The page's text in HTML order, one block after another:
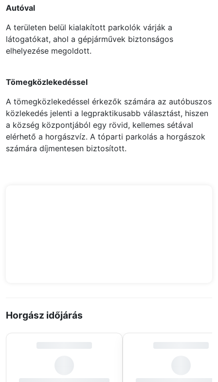
Autóval
A területen belül kialakított parkolók várják a
látogatókat, ahol a gépjárművek biztonságos
elhelyezése megoldott.
Tömegközlekedéssel
A tömegközlekedéssel érkezők számára az autóbuszos
közlekedés jelenti a legpraktikusabb választást, hiszen
a község központjából egy rövid, kellemes sétával
elérhető a horgászvíz. A tóparti parkolás a horgászok
számára díjmentesen biztosított.
Horgász időjárás